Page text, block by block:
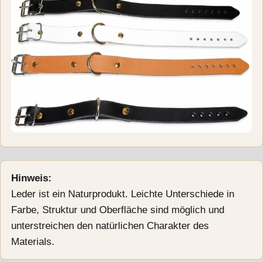
Hinweis:
Leder ist ein Naturprodukt. Leichte Unterschiede in
Farbe, Struktur und Oberfläche sind möglich und
unterstreichen den natürlichen Charakter des
Materials.